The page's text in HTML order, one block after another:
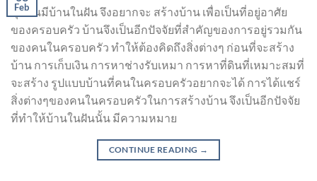
Feb
ทุกคนมีบ้านในฝัน จึงอยากจะ สร้างบ้าน เพื่อเป็นที่อยู่อาศัย
ของครอบครัว บ้านจึงเป็นอีกปัจจัยที่สำคัญของการอยู่รวมกัน
ของคนในครอบครัว ทำให้ต้องคิดถึงสิ่งต่างๆ ก่อนที่จะสร้าง
บ้าน การเก็บเงิน การหาช่างรับเหมา การหาที่ดินที่เหมาะสมที่
จะสร้าง รูปแบบบ้านที่คนในครอบครัวอยากจะได้ การได้แชร์
สิ่งต่างๆของคนในครอบครัวในการสร้างบ้าน จึงเป็นอีกปัจจัย
ที่ทำให้บ้านในฝันนั้น มีความหมาย
CONTINUE READING →